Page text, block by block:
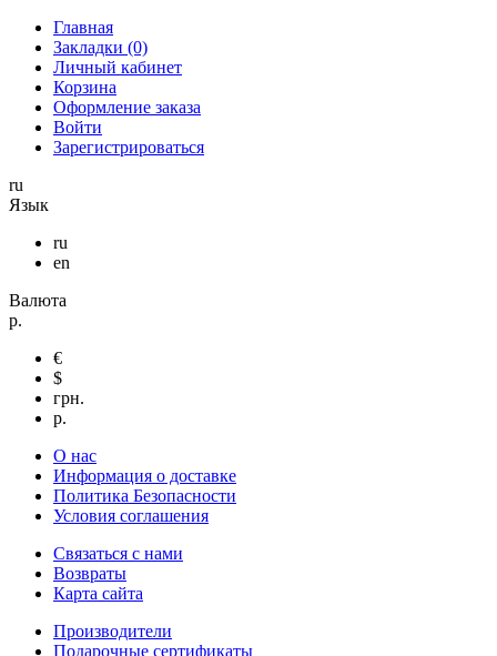
Главная
Закладки (0)
Личный кабинет
Корзина
Оформление заказа
Войти
Зарегистрироваться
ru
Язык
ru
en
Валюта
р.
€
$
грн.
р.
О нас
Информация о доставке
Политика Безопасности
Условия соглашения
Связаться с нами
Возвраты
Карта сайта
Производители
Подарочные сертификаты